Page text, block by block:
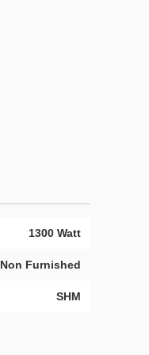
1300 Watt
Non Furnished
SHM